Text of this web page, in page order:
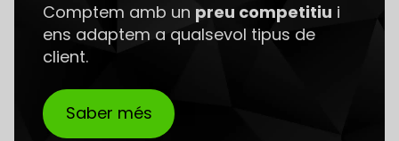
Comptem amb un preu competitiu i
ens adaptem a qualsevol tipus de
client.
Saber més